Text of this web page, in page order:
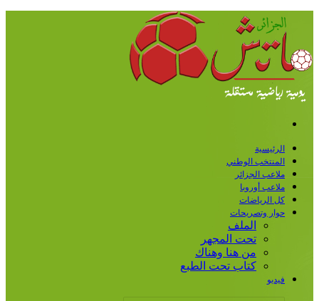
الوطني
الجزائر
أوروبا
الرياضات
وتصريحات
الملف
تحت المجهر
من هنا وهناك
كتاب تحت الطبع